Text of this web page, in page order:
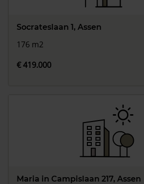
Socrateslaan 1, Assen
176 m2
€ 419.000
Maria in Campislaan 217, Assen